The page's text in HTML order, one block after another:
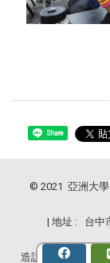
Share
© 2021 亞洲大學
| 地址 : 台中
造訪人次 : 2830302